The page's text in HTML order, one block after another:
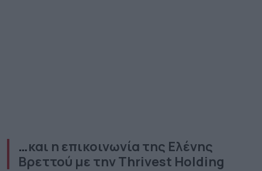
…και η επικοινωνία της Ελένης
Βρεττού με την Thrivest Holding